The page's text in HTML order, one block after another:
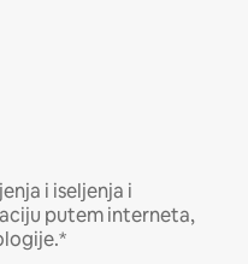
i iseljenja i
putem interneta,